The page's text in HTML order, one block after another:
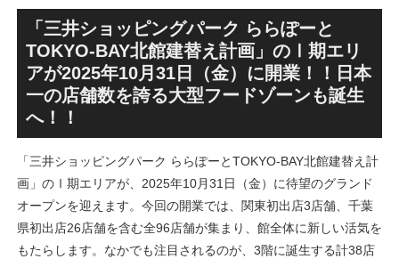
テル温浴棟」2026年夏時点建
設状況！！天然温泉のほか子
育て・ペット関連の複合施設
の建設が進む！！
区名称は「Kubota field（クボ
タフィールド）」に決定！！
「三井ショッピングパーク ららぽーと
TOKYO-BAY北館建替え計画」のⅠ期エリ
アが2025年10月31日（金）に開業！！日本
一の店舗数を誇る大型フードゾーンも誕生
へ！！
「三井ショッピングパーク ららぽーとTOKYO-BAY北館建替え計
画」のⅠ期エリアが、2025年10月31日（金）に待望のグランド
オープンを迎えます。今回の開業では、関東初出店3店舗、千葉
県初出店26店舗を含む全96店舗が集まり、館全体に新しい活気を
もたらします。なかでも注目されるのが、3階に誕生する計38店